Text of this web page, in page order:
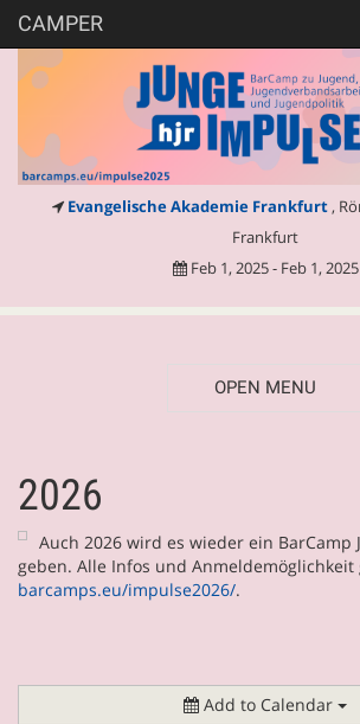
CAMPER
Evangelische Akademie Frankfurt ,
Frankfurt
Feb 1, 2025 - Feb 1, 2025
OPEN MENU
2026
Auch 2026 wird es wieder ein BarCamp
geben. Alle Infos und
barcamps.eu/impulse2026/.
Add to Calendar